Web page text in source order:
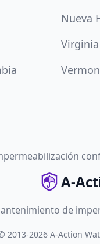
Nueva
A-
de
2013-2026 A-Action